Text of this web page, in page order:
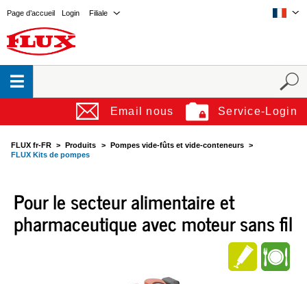
Filiale
Login
Page d’accueil
Service-Login
Email nous
FLUX fr-FR Produits
Pompes vide-fûts et vide-conteneurs
FLUX Kits de pompes
Pour le secteur alimentaire et
pharmaceutique avec moteur sans fil